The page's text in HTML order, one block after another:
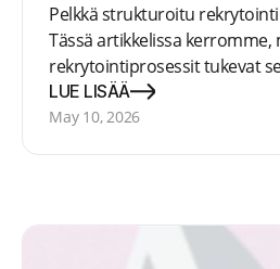
Pelkkä strukturoitu
Tässä artikkelissa
rekrytointiprosessit tukevat
ja näyttöön perustuvia
LUE LISÄÄ
May 10, 2026